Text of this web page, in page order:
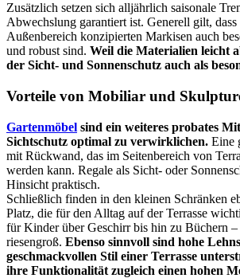
Zusätzlich setzen sich alljährlich saisonale
Abwechslung garantiert ist. Generell gilt, dass
Außenbereich konzipierten Markisen auch
und robust sind. Weil die Materialien leicht
der Sicht- und Sonnenschutz auch als
Vorteile von Mobiliar und
Gartenmöbel sind ein weiteres probates
Sichtschutz optimal zu verwirklichen. Eine
mit Rückwand, das im Seitenbereich von
werden kann. Regale als Sicht- oder
Hinsicht praktisch.
Schließlich finden in den kleinen Schränken
Platz, die für den Alltag auf der Terrasse
für Kinder über Geschirr bis hin zu Büchern
riesengroß. Ebenso sinnvoll sind hohe
geschmackvollen Stil einer Terrasse
ihre Funktionalität zugleich einen hohen